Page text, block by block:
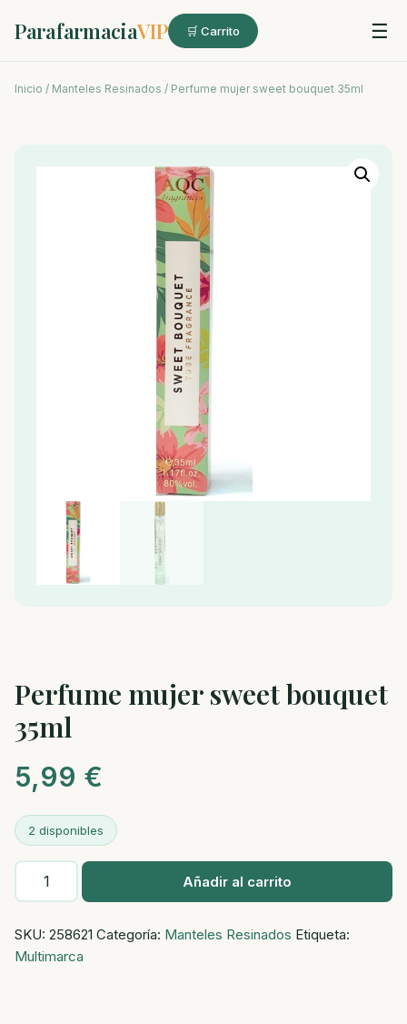
ParafarmaciaVIP 🛒 Carrito ☰
Inicio / Manteles Resinados / Perfume mujer sweet bouquet 35ml
Perfume mujer sweet bouquet
35ml
5,99 €
2 disponibles
Perfume
mujer
bouquet
35ml
Añadir al carrito
SKU: 258621 Categoría: Manteles Resinados Etiqueta:
Multimarca